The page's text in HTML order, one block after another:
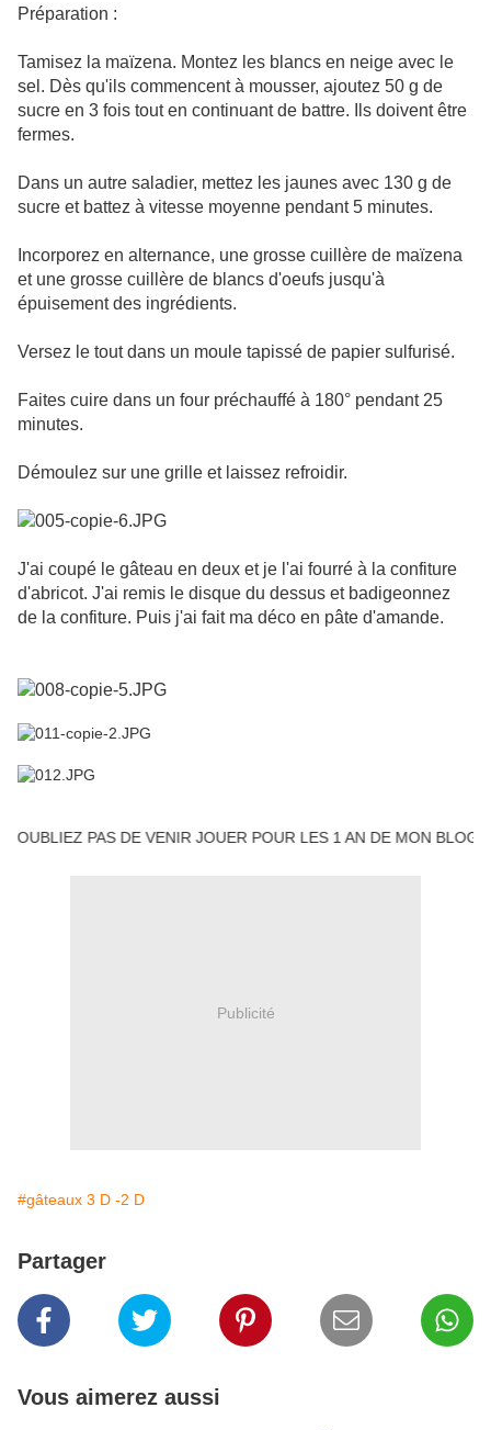
Préparation :
Tamisez la maïzena. Montez les blancs en neige avec le
sel. Dès qu'ils commencent à mousser, ajoutez 50 g de
sucre en 3 fois tout en continuant de battre. Ils doivent être
fermes.
Dans un autre saladier, mettez les jaunes avec 130 g de
sucre et battez à vitesse moyenne pendant 5 minutes.
Incorporez en alternance, une grosse cuillère de maïzena
et une grosse cuillère de blancs d'oeufs jusqu'à
épuisement des ingrédients.
Versez le tout dans un moule tapissé de papier sulfurisé.
Faites cuire dans un four préchauffé à 180° pendant 25
minutes.
Démoulez sur une grille et laissez refroidir.
J'ai coupé le gâteau en deux et je l'ai fourré à la confiture
d'abricot. J'ai remis le disque du dessus et badigeonnez
de la confiture. Puis j'ai fait ma déco en pâte d'amande.
PAS DE VENIR JOUER POUR LES 1 AN DE MON BLOG !
Publicité
#gâteaux 3 D -2 D
Partager
Vous aimerez aussi